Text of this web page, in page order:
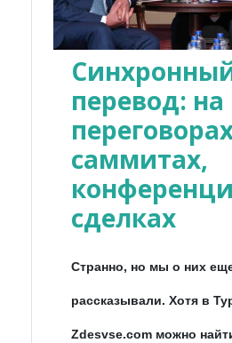
перевод: на
саммитах,
сделках
Странно, но мы о них
рассказывали. Хотя в
Zdesvse.com можно